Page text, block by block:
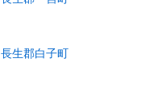
長生郡白子町